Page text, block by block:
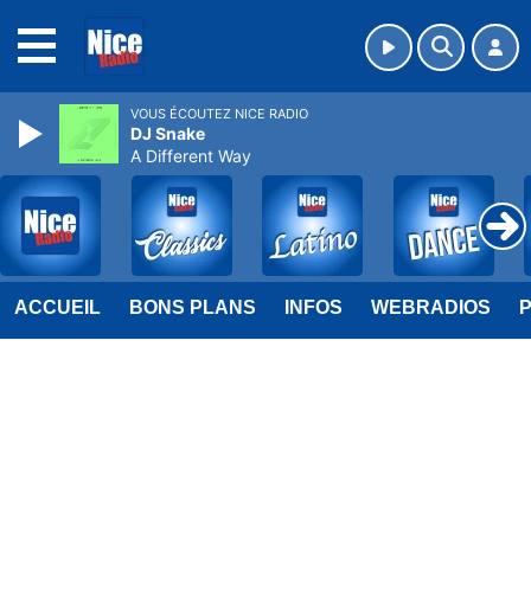
ACCUEIL BONS PLANS INFOS WEBRADIOS
VOUS ÉCOUTEZ NICE RADIO
DJ Snake
A Different Way